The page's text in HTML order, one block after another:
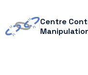
Centre